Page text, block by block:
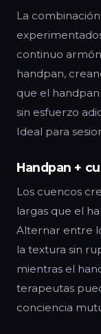
La
continuo
handpan,
que el
sin esfuerzo
Ideal para
Handpan +
Los cuencos
largas que el
Alternar entre
la textura sin
mientras el
terapeutas
conciencia